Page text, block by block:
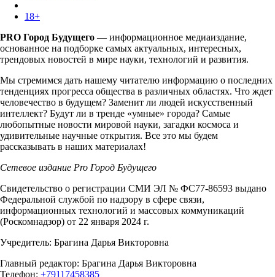
18+
PRO Город Будущего — информационное медиаиздание,
основанное на подборке самых актуальных, интересных,
трендовых новостей в мире науки, технологий и развития.
Мы стремимся дать нашему читателю информацию о последних
тенденциях прогресса общества в различных областях. Что ждет
человечество в будущем? Заменит ли людей искусственный
интеллект? Будут ли в тренде «умные» города? Самые
любопытные новости мировой науки, загадки космоса и
удивительные научные открытия. Все это мы будем
рассказывать в наших материалах!
Сетевое издание Pro Город Будущего
Свидетельство о регистрации СМИ ЭЛ № ФС77-86593 выдано
Федеральной службой по надзору в сфере связи,
информационных технологий и массовых коммуникаций
(Роскомнадзор) от 22 января 2024 г.
Учредитель: Брагина Дарья Викторовна
Главный редактор: Брагина Дарья Викторовна
Телефон: +79117458385